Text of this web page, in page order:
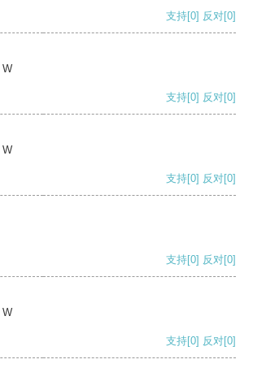
支持[0] 反对[0]
W
支持[0] 反对[0]
W
支持[0] 反对[0]
支持[0] 反对[0]
W
支持[0] 反对[0]